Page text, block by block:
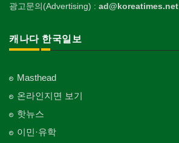
광고문의(Advertising) : ad@koreatimes.net
캐나다 한국일보
Masthead
온라인지면 보기
핫뉴스
이민·유학